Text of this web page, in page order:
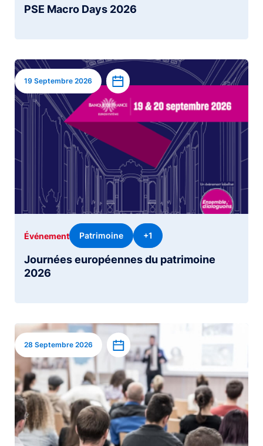
PSE Macro Days 2026
Image
19 Septembre 2026 Ajouter à l’agenda
Journées européennes du patrimoine
2026
Événement Patrimoine +1
Image
28 Septembre 2026 Ajouter à l’agenda